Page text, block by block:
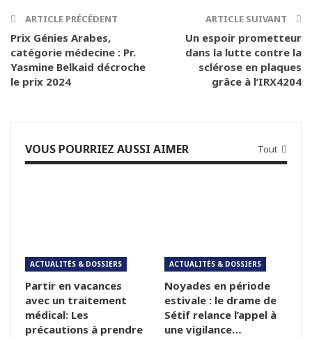
ARTICLE PRÉCÉDENT
Prix Génies Arabes,
catégorie médecine : Pr.
Yasmine Belkaid décroche
le prix 2024
ARTICLE SUIVANT
Un espoir prometteur
dans la lutte contre la
sclérose en plaques
grâce à l’IRX4204
Tout
VOUS POURRIEZ AUSSI AIMER
ACTUALITÉS & DOSSIERS
Partir en vacances
avec un traitement
médical: Les
précautions à prendre
ACTUALITÉS & DOSSIERS
Noyades en période
estivale : le drame de
Sétif relance l’appel à
une vigilance…